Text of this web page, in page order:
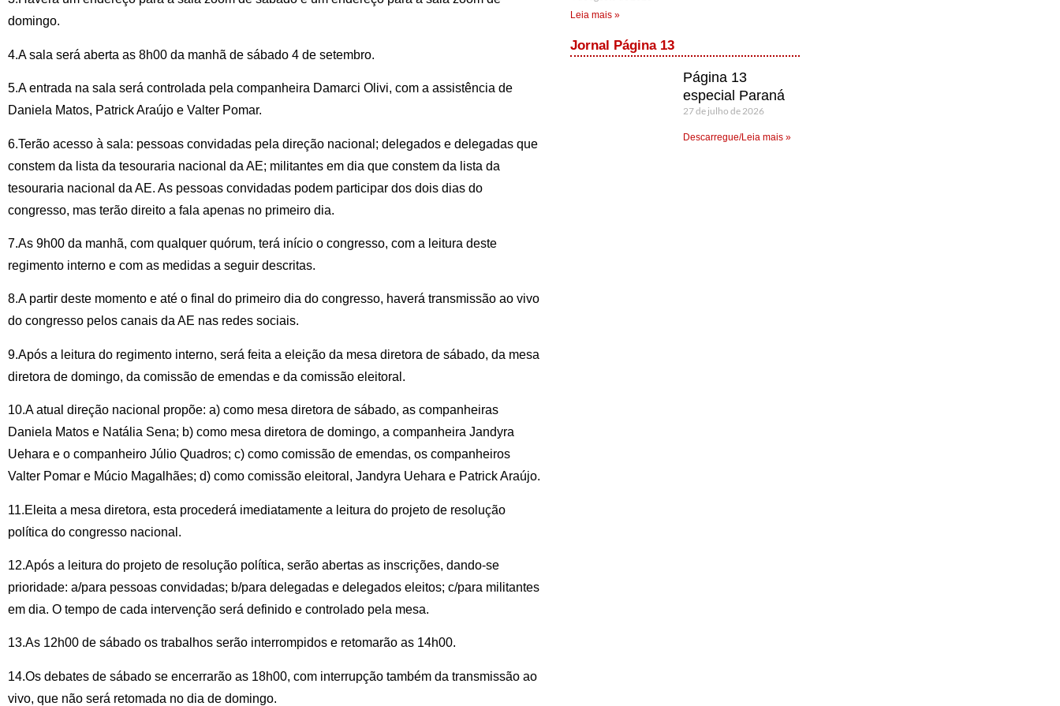
domingo.
4.A sala será aberta as 8h00 da manhã de sábado 4 de setembro.
5.A entrada na sala será controlada pela companheira Damarci Olivi, com a assistência de
Daniela Matos, Patrick Araújo e Valter Pomar.
6.Terão acesso à sala: pessoas convidadas pela direção nacional; delegados e delegadas que
constem da lista da tesouraria nacional da AE; militantes em dia que constem da lista da
tesouraria nacional da AE. As pessoas convidadas podem participar dos dois dias do
congresso, mas terão direito a fala apenas no primeiro dia.
7.As 9h00 da manhã, com qualquer quórum, terá início o congresso, com a leitura deste
regimento interno e com as medidas a seguir descritas.
8.A partir deste momento e até o final do primeiro dia do congresso, haverá transmissão ao vivo
do congresso pelos canais da AE nas redes sociais.
9.Após a leitura do regimento interno, será feita a eleição da mesa diretora de sábado, da mesa
diretora de domingo, da comissão de emendas e da comissão eleitoral.
10.A atual direção nacional propõe: a) como mesa diretora de sábado, as companheiras
Daniela Matos e Natália Sena; b) como mesa diretora de domingo, a companheira Jandyra
Uehara e o companheiro Júlio Quadros; c) como comissão de emendas, os companheiros
Valter Pomar e Múcio Magalhães; d) como comissão eleitoral, Jandyra Uehara e Patrick Araújo.
11.Eleita a mesa diretora, esta procederá imediatamente a leitura do projeto de resolução
política do congresso nacional.
12.Após a leitura do projeto de resolução política, serão abertas as inscrições, dando-se
prioridade: a/para pessoas convidadas; b/para delegadas e delegados eleitos; c/para militantes
em dia. O tempo de cada intervenção será definido e controlado pela mesa.
13.As 12h00 de sábado os trabalhos serão interrompidos e retomarão as 14h00.
14.Os debates de sábado se encerrarão as 18h00, com interrupção também da transmissão ao
vivo, que não será retomada no dia de domingo.
Leia mais »
Jornal Página 13
Página 13
especial Paraná
27 de julho de 2026
Descarregue/Leia mais »